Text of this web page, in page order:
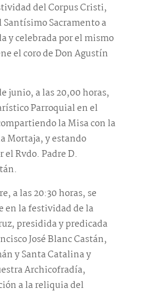
del Corpus Cristi,
Sacramento a
y celebrada por el mismo
el coro de Don Agustín
junio, a las 20,00 horas,
Parroquial en el
la Misa con la
Mortaja, y estando
Rvdo. Padre D.
a las 20:30 horas, se
en la festividad de la
presidida y predicada
José Blanc Castán,
y Santa Catalina y
Archicofradía,
a la reliquia del